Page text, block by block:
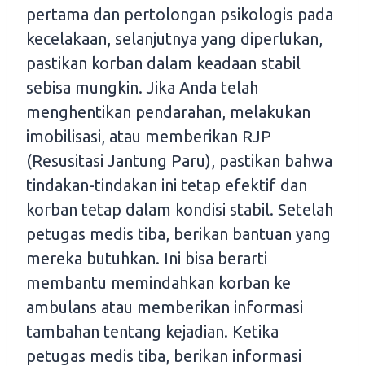
pertama dan pertolongan psikologis pada
kecelakaan, selanjutnya yang diperlukan,
pastikan korban dalam keadaan stabil
sebisa mungkin. Jika Anda telah
menghentikan pendarahan, melakukan
imobilisasi, atau memberikan RJP
(Resusitasi Jantung Paru), pastikan bahwa
tindakan-tindakan ini tetap efektif dan
korban tetap dalam kondisi stabil. Setelah
petugas medis tiba, berikan bantuan yang
mereka butuhkan. Ini bisa berarti
membantu memindahkan korban ke
ambulans atau memberikan informasi
tambahan tentang kejadian. Ketika
petugas medis tiba, berikan informasi